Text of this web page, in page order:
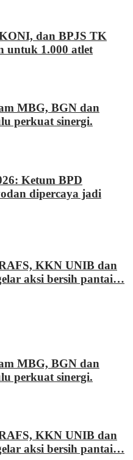
dan BPJS TK
untuk 1.000 atlet
MBG, BGN dan
perkuat sinergi.
Ketum BPD
dipercaya jadi
KKN UNIB dan
aksi bersih pantai…
MBG, BGN dan
perkuat sinergi.
KKN UNIB dan
aksi bersih pantai…